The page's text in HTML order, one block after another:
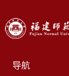
导航